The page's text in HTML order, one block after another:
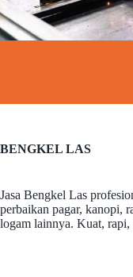
BENGKEL LAS
Jasa Bengkel Las
perbaikan pagar, kanopi,
logam lainnya. Kuat, rapi,